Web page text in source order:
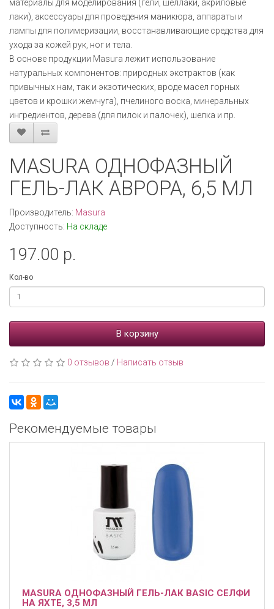
материалы для моделирования (гели, шеллаки, акриловые
лаки), аксессуары для проведения маникюра, аппараты и
лампы для полимеризации, восстанавливающие средства для
ухода за кожей рук, ног и тела.
В основе продукции Masura лежит использование
натуральных компонентов: природных экстрактов (как
привычных нам, так и экзотических, вроде масел горных
цветов и крошки жемчуга), пчелиного воска, минеральных
ингредиентов, дерева (для пилок и палочек), шелка и пр.
MASURA ОДНОФАЗНЫЙ
ГЕЛЬ-ЛАК АВРОРА, 6,5 МЛ
Производитель: Masura
Доступность: На складе
197.00 р.
Кол-во
В корзину
0 отзывов / Написать отзыв
Рекомендуемые товары
MASURA ОДНОФАЗНЫЙ ГЕЛЬ-ЛАК BASIC СЕЛФИ
НА ЯХТЕ, 3,5 МЛ